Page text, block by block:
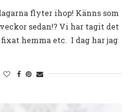
flyter ihop! Känns som
sedan!? Vi har tagit det
hemma etc. I dag har jag